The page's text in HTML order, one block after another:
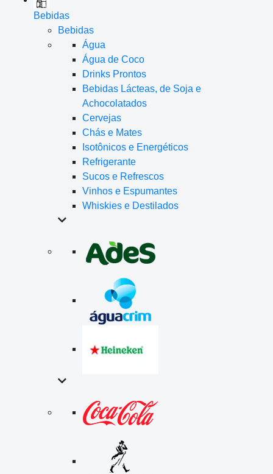
Bebidas
Bebidas
Água
Água de Coco
Drinks Prontos
Bebidas Lácteas, de Soja e
Achocolatados
Cervejas
Chás e Mates
Isotônicos e Energéticos
Refrigerante
Sucos e Refrescos
Vinhos e Espumantes
Whiskies e Destilados